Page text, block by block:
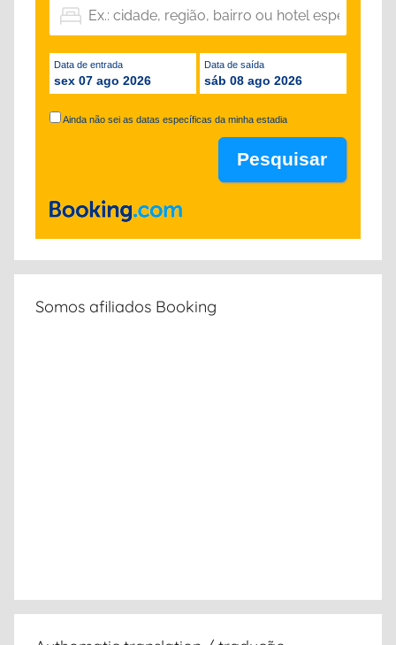
Data de entrada
sex 07 ago 2026
Data de saída
sáb 08 ago 2026
Ainda não sei as datas específicas da minha estadia
Somos afiliados Booking